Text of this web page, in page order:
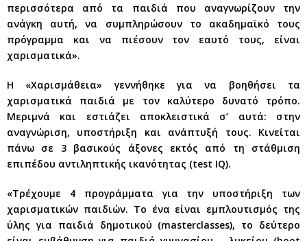
περισσότερα από τα παιδιά που αναγνωρίζουν την
ανάγκη αυτή, να συμπληρώσουν το ακαδημαϊκό τους
πρόγραμμα και να πιέσουν τον εαυτό τους, είναι
χαρισματικά».
Η «Χαρισμάθεια» γεννήθηκε για να βοηθήσει τα
χαρισματικά παιδιά με τον καλύτερο δυνατό τρόπο.
Μεριμνά και εστιάζει αποκλειστικά σ’ αυτά: στην
αναγνώριση, υποστήριξη και ανάπτυξή τους. Κινείται
πάνω σε 3 βασικούς άξονες εκτός από τη στάθμιση
επιπέδου αντιληπτικής ικανότητας (test IQ).
«Τρέχουμε 4 προγράμματα για την υποστήριξη των
χαρισματικών παιδιών. Το ένα είναι εμπλουτισμός της
ύλης για παιδιά δημοτικού (masterclasses), το δεύτερο